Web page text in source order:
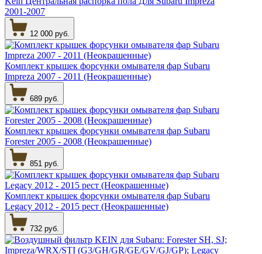
2001-2007
12 000 руб.
Комплект крышек форсунки омывателя фар Subaru
Impreza 2007 - 2011 (Неокрашенные)
689 руб.
Комплект крышек форсунки омывателя фар Subaru
Forester 2005 - 2008 (Неокрашенные)
851 руб.
Комплект крышек форсунки омывателя фар Subaru
Legacy 2012 - 2015 рест (Неокрашенные)
732 руб.